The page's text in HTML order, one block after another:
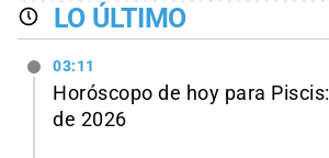
LO ÚLTIMO
03:11
Horóscopo de hoy para
de 2026